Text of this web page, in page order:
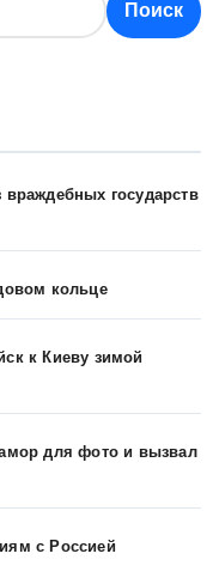
Поиск
государств
кольце
к Киеву зимой
для фото и вызвал
с Россией